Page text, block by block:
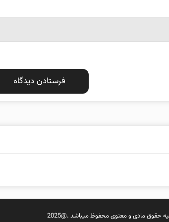
حقوق مادی و معنوی محفوظ میباشد .@2025